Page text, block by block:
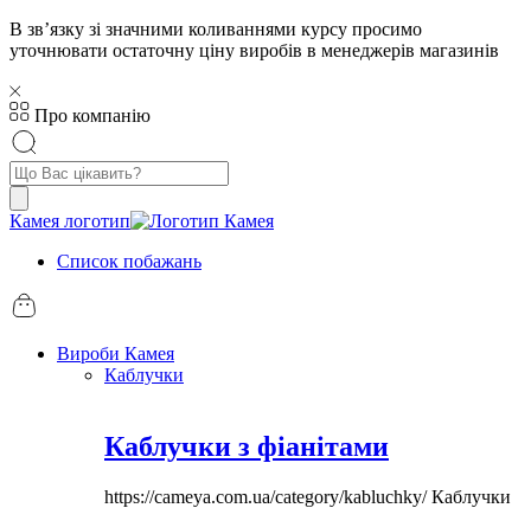
В звʼязку зі значними коливаннями курсу просимо
уточнювати остаточну ціну виробів в менеджерів магазинів
Про компанію
Пошук
товарів
Камея логотип
Список побажань
Вироби Камея
Каблучки
Каблучки з фіанітами
https://cameya.com.ua/category/kabluchky/Каблучки